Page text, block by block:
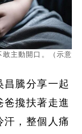
主動開口。（示意
騰分享一起
攙扶著走進
汗，整個人痛